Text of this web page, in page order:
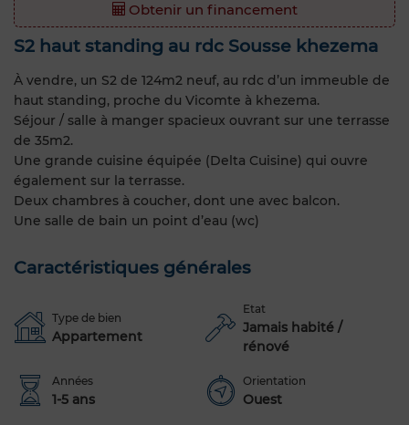
Obtenir un financement
S2 haut standing au rdc Sousse khezema
À vendre, un S2 de 124m2 neuf, au rdc d’un immeuble de
haut standing, proche du Vicomte à khezema.
Séjour / salle à manger spacieux ouvrant sur une terrasse
de 35m2.
Une grande cuisine équipée (Delta Cuisine) qui ouvre
également sur la terrasse.
Deux chambres à coucher, dont une avec balcon.
Une salle de bain un point d’eau (wc)
Caractéristiques générales
Type de bien
Appartement
Etat
Jamais habité /
rénové
Années
1-5 ans
Orientation
Ouest